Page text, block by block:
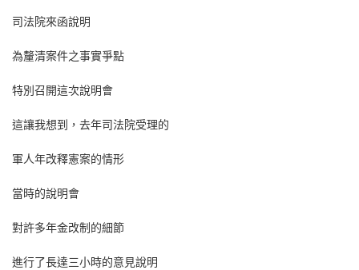
司法院來函說明
為釐清案件之事實爭點
特別召開這次說明會
這讓我想到，去年司法院受理的
軍人年改釋憲案的情形
當時的說明會
對許多年金改制的細節
進行了長達三小時的意見說明